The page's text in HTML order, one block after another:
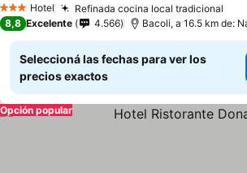
3 Estrellas
Hotel Refinada cocina local tradicional
8,8 Excelente 4.566 Bacoli, a 16.5 km de:
Seleccioná las fechas para ver los
precios exactos
Opción popular